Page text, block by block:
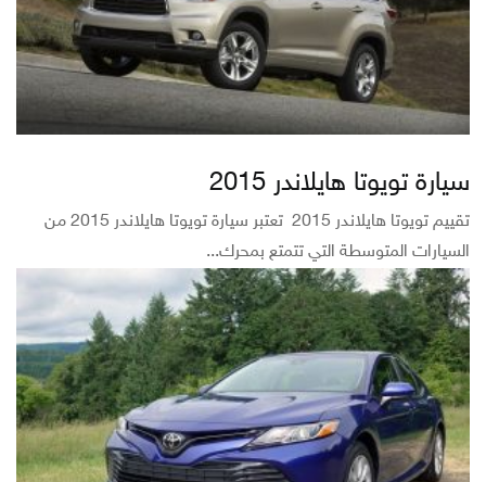
سيارة تويوتا هايلاندر 2015
تقييم تويوتا هايلاندر 2015 تعتبر سيارة تويوتا هايلاندر 2015 من
السيارات المتوسطة التي تتمتع بمحرك...